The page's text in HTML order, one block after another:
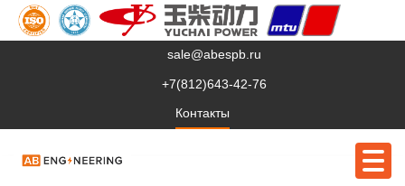
sale@abespb.ru
+7(812)643-42-76
Контакты